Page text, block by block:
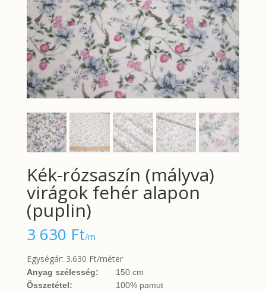
Kék-rózsaszín (mályva)
virágok fehér alapon
(puplin)
3 630 Ft/m
Egységár: 3.630 Ft/méter
Anyag szélesség:
150 cm
Összetétel:
100% pamut